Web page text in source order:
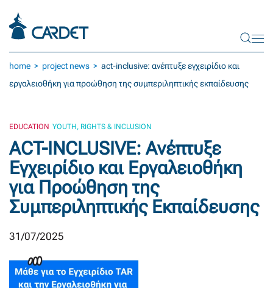
Skip to main content
home project news
act-inclusive: ανέπτυξε εγχειρίδιο και
εργαλειοθήκη για προώθηση της συμπεριληπτικής εκπαίδευσης
EDUCATION YOUTH, RIGHTS & INCLUSION
ACT-INCLUSIVE: Ανέπτυξε
Εγχειρίδιο και Εργαλειοθήκη
για Προώθηση της
Συμπεριληπτικής Εκπαίδευσης
31/07/2025